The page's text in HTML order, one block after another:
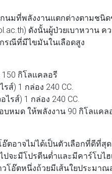
มที่พลังงานแตกต่างตามชนิ
ดังนั้นผู้ป่วยเบาหวาน
รณีที่มีไขมันในเลือดสูง
กิโลแคลอรี
) 1 กล่อง 240 CC.
ส์) 1 กล่อง 240 CC.
หมด ให้พลังงาน 90 กิโลแคล
จไม่ได้เป็นตัวเลือกที่ดีที่สุด
ะมีโปรตีนต่ำและมีคาร์โบไฮ
โอ๊ตหนึ่งถ้วยมีเส้นใยประมา